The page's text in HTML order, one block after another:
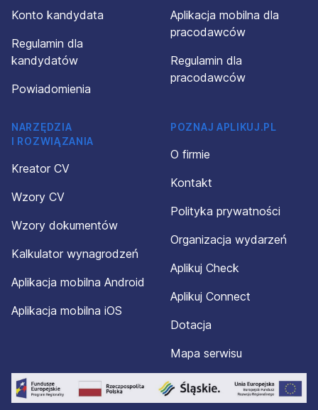
Konto kandydata
Regulamin dla
kandydatów
Powiadomienia
Aplikacja mobilna dla
pracodawców
Regulamin dla
pracodawców
NARZĘDZIA
I ROZWIĄZANIA
Kreator CV
Wzory CV
Wzory dokumentów
Kalkulator wynagrodzeń
Aplikacja mobilna Android
Aplikacja mobilna iOS
POZNAJ APLIKUJ.PL
O firmie
Kontakt
Polityka prywatności
Organizacja wydarzeń
Aplikuj Check
Aplikuj Connect
Dotacja
Mapa serwisu